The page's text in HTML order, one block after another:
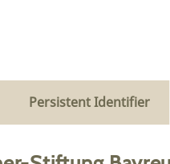
Persistent Identifier